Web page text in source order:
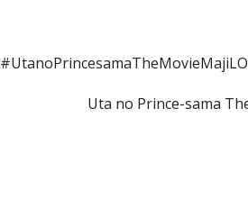
Uta no Prince-sama